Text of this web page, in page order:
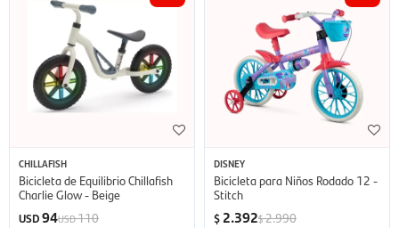
CHILLAFISH
Bicicleta de Equilibrio Chillafish
Charlie Glow - Beige
USD94USD110
DISNEY
Bicicleta para Niños Rodado 12 -
Stitch
$ 2.392$2.990